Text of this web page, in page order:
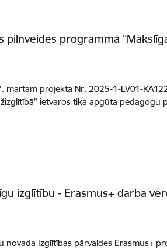
pilnveides programmā
martam projekta Nr. 2025-1-LV01-
ietvaros tika apgūta
izglītību - Erasmus+ darba
novada Izglītības pārvaldes Erasmus+